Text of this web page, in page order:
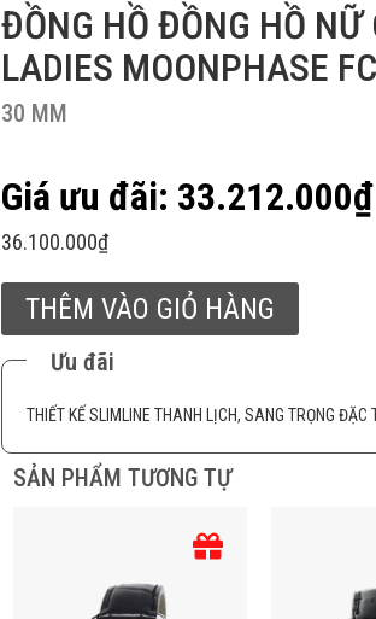
ĐỒNG HỒ ĐỒNG HỒ
LADIES MOONPHASE
30 MM
36.100.000₫
33.212.000₫
THÊM VÀO GIỎ HÀNG
Ưu đãi
THIẾT KẾ SLIMLINE THANH LỊCH, SANG TRỌNG ĐẶC
SẢN PHẨM TƯƠNG TỰ